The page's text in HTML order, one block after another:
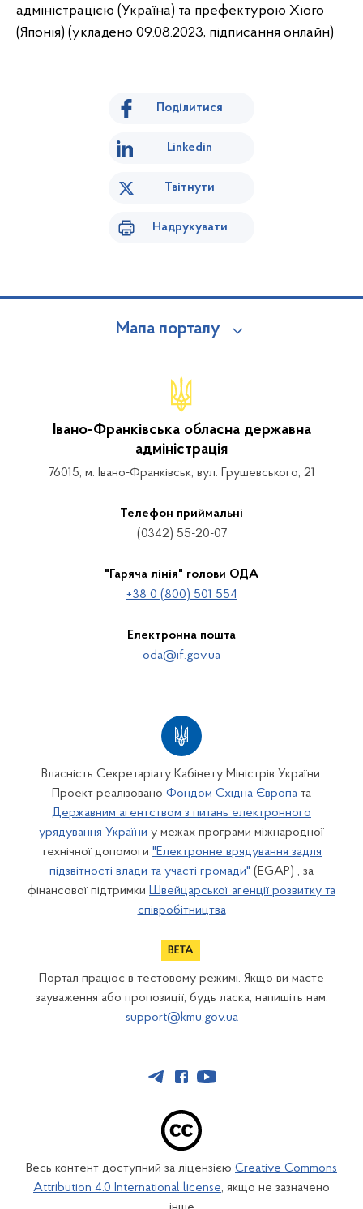
адміністрацією (Україна) та префектурою Хіого
(Японія) (укладено 09.08.2023, підписання онлайн)
Поділитися
Linkedin
Твітнути
Надрукувати
Мапа порталу
Івано-Франківська обласна державна
адміністрація
76015, м. Івано-Франківськ, вул. Грушевського, 21
Телефон приймальні
(0342) 55-20-07
"Гаряча лінія" голови ОДА
+38 0 (800) 501 554
Електронна пошта
oda@if.gov.ua
Власність Секретаріату Кабінету Міністрів України.
Проект реалізовано Фондом Східна Європа та
Державним агентством з питань електронного
урядування України у межах програми міжнародної
технічної допомоги "Електронне врядування задля
підзвітності влади та участі громади" (EGAP) , за
фінансової підтримки Швейцарської агенції розвитку та
співробітництва
Портал працює в тестовому режимі. Якщо ви маєте
зауваження або пропозиції, будь ласка, напишіть нам:
support@kmu.gov.ua
Весь контент доступний за ліцензією Creative Commons
Attribution 4.0 International license, якщо не зазначено